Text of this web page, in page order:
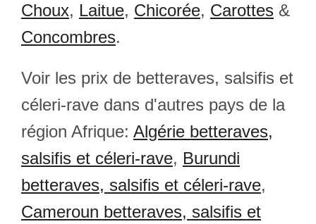
Choux, Laitue, Chicorée, Carottes &
Concombres.
Voir les prix de betteraves, salsifis et
céleri-rave dans d'autres pays de la
région Afrique: Algérie betteraves,
salsifis et céleri-rave, Burundi
betteraves, salsifis et céleri-rave,
Cameroun betteraves, salsifis et